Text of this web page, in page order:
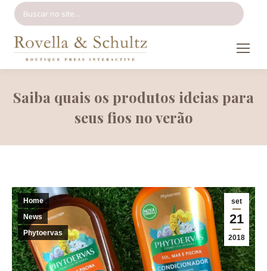
Saiba quais os produtos ideias para
seus fios no verão
set
21
2018
Home
News
Phytoervas